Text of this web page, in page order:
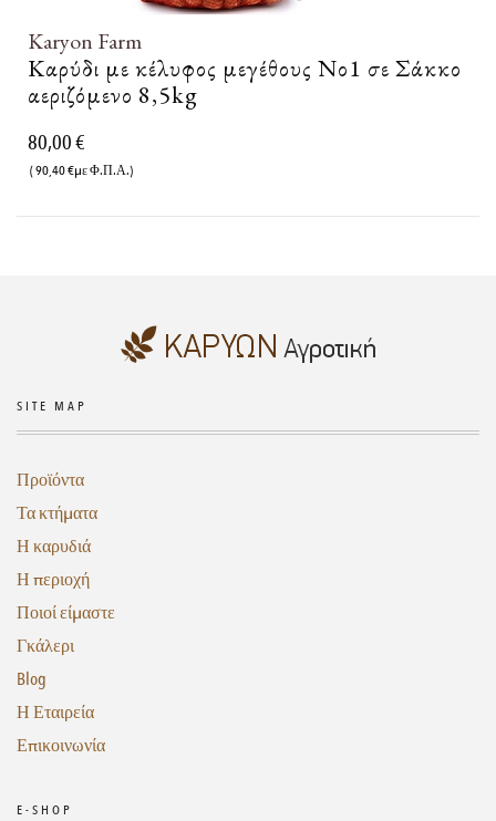
Karyon Farm
Καρύδι με κέλυφος μεγέθους Νο1 σε Σάκκο
αεριζόμενο 8,5kg
80,00 €
( 90,40 €με Φ.Π.Α.)
SITE MAP
Προϊόντα
Τα κτήματα
Η καρυδιά
Η περιοχή
Ποιοί είμαστε
Γκάλερι
Blog
Η Εταιρεία
Επικοινωνία
E-SHOP